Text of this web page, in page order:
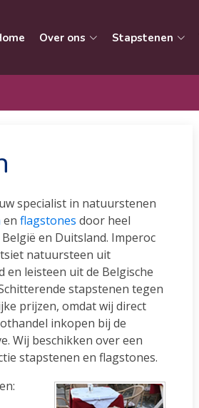
Over ons Stapstenen
specialist in natuurstenen
en flagstones door heel
en Duitsland. Imperoc
natuursteen uit
en leisteen uit de Belgische
stapstenen tegen
prijzen, omdat wij direct
inkopen bij de
Wij beschikken over een
stapstenen en flagstones.